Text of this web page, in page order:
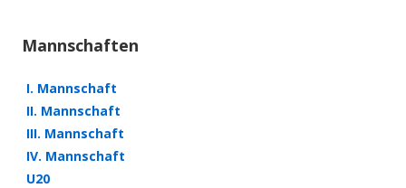
Mannschaften
I. Mannschaft
II. Mannschaft
III. Mannschaft
IV. Mannschaft
U20